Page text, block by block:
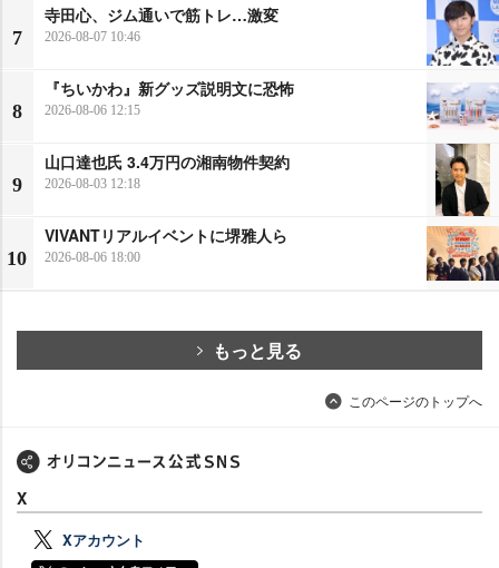
7
寺田心、ジム通いで筋トレ…激変
2026-08-07 10:46
8
『ちいかわ』新グッズ説明文に恐怖
2026-08-06 12:15
9
山口達也氏 3.4万円の湘南物件契約
2026-08-03 12:18
10
VIVANTリアルイベントに堺雅人ら
2026-08-06 18:00
もっと見る
このページのトップへ
X
Xアカウント